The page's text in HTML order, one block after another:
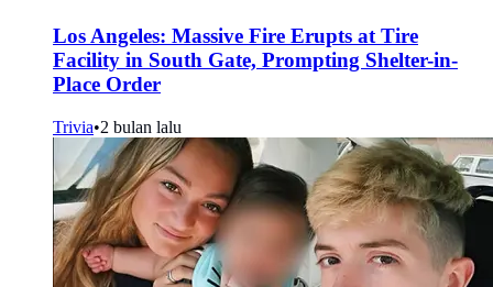
Los Angeles: Massive Fire Erupts at Tire
Facility in South Gate, Prompting Shelter-in-
Place Order
Trivia•2 bulan lalu